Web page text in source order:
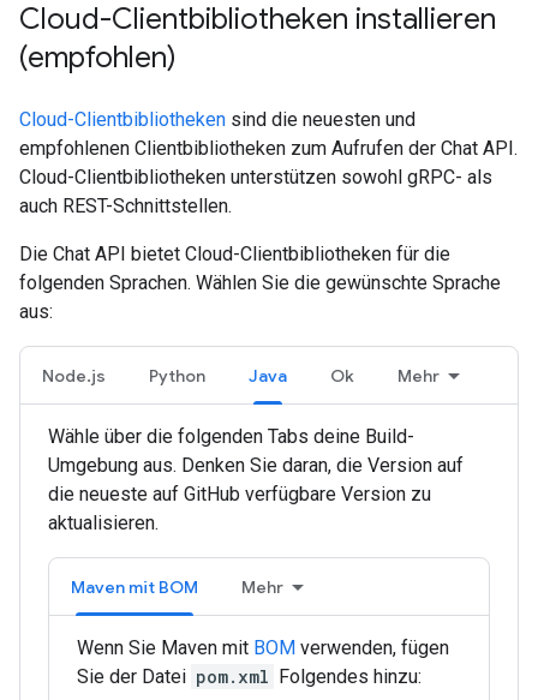
Cloud-Clientbibliotheken installieren
(empfohlen)
Cloud-Clientbibliotheken sind die neuesten und
empfohlenen Clientbibliotheken zum Aufrufen der Chat API.
Cloud-Clientbibliotheken unterstützen sowohl gRPC- als
auch REST-Schnittstellen.
Die Chat API bietet Cloud-Clientbibliotheken für die
folgenden Sprachen. Wählen Sie die gewünschte Sprache
aus:
Node.js Python Java Ok Mehr
Wähle über die folgenden Tabs deine Build-
Umgebung aus. Denken Sie daran, die Version auf
die neueste auf GitHub verfügbare Version zu
aktualisieren.
Maven mit BOM Mehr
Wenn Sie Maven mit BOM verwenden, fügen
Sie der Datei pom.xml Folgendes hinzu: